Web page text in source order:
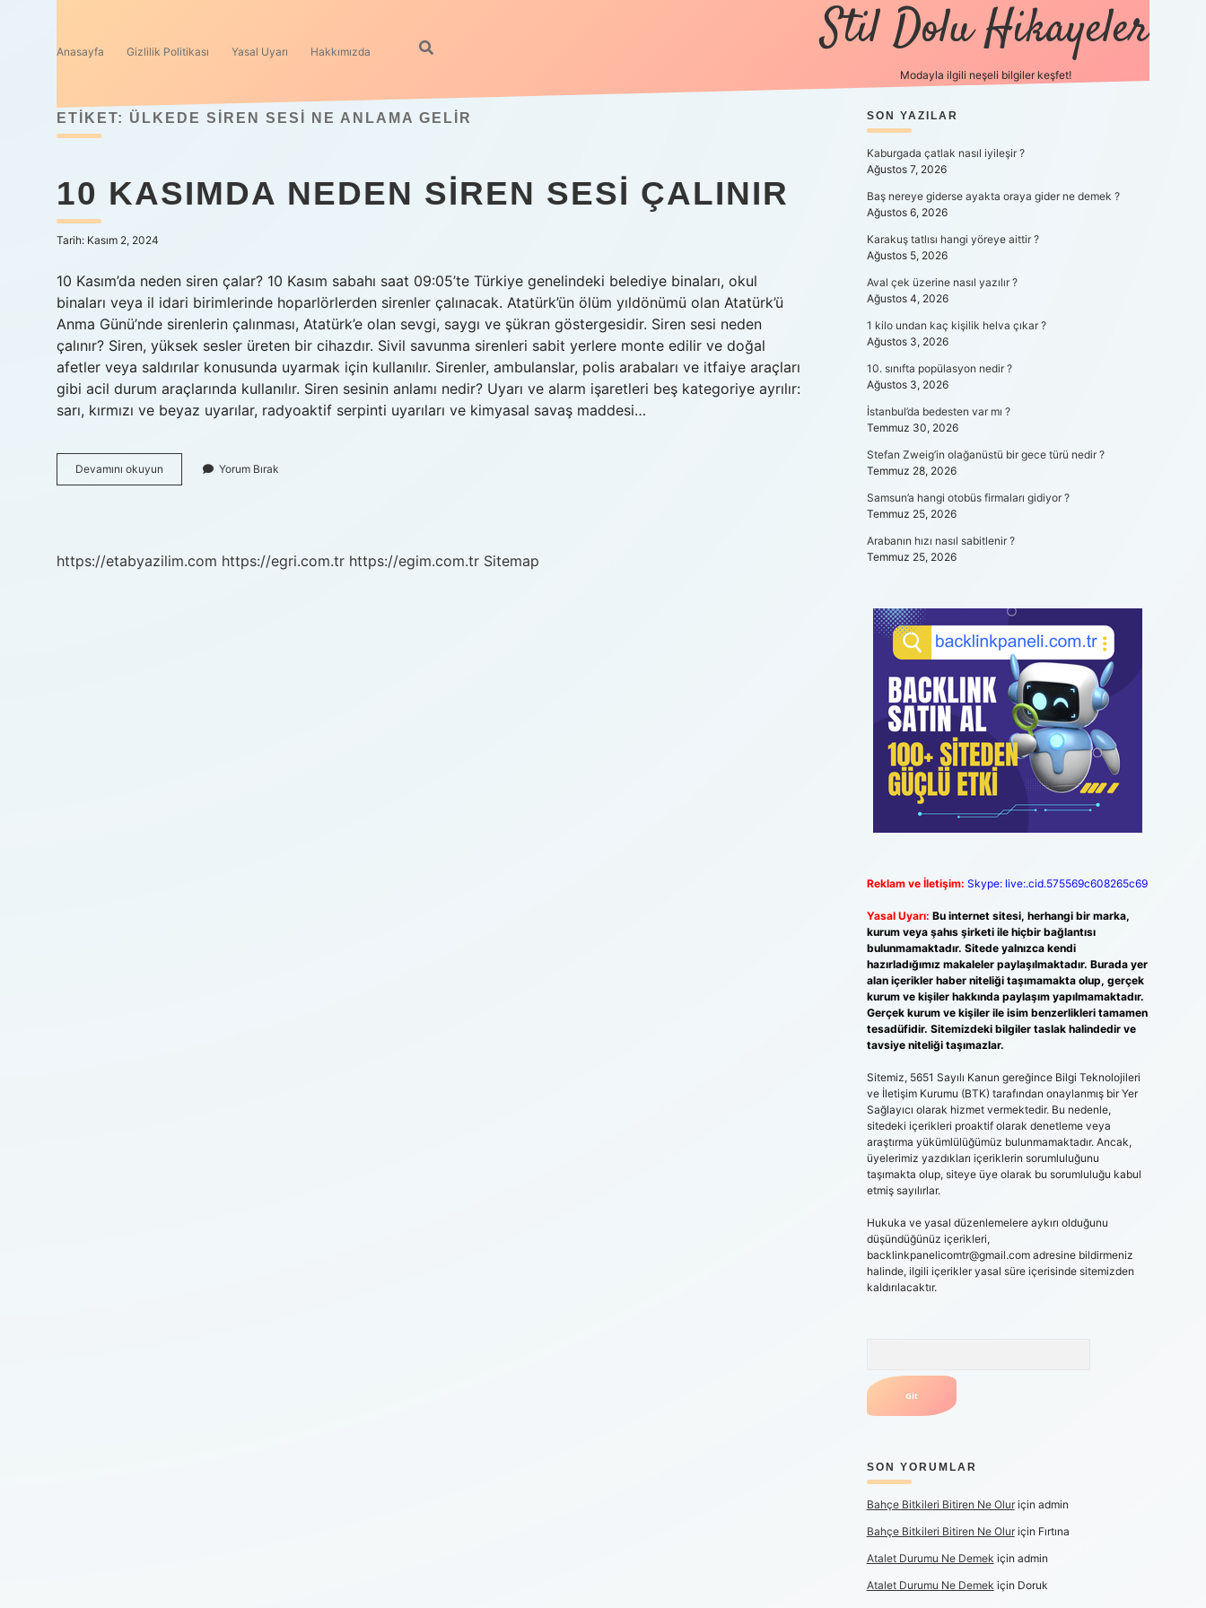
Anasayfa Gizlilik Politikası Yasal Uyarı Hakkımızda Stil Dolu Hikayeler
Modayla ilgili neşeli bilgiler keşfet!
ETIKET: ÜLKEDE SIREN SESI NE ANLAMA GELIR
10 KASIMDA NEDEN SIREN SESI ÇALINIR
Tarih: Kasım 2, 2024
10 Kasım’da neden siren çalar? 10 Kasım sabahı saat 09:05’te Türkiye genelindeki belediye binaları, okul
binaları veya il idari birimlerinde hoparlörlerden sirenler çalınacak. Atatürk’ün ölüm yıldönümü olan Atatürk’ü
Anma Günü’nde sirenlerin çalınması, Atatürk’e olan sevgi, saygı ve şükran göstergesidir. Siren sesi neden
çalınır? Siren, yüksek sesler üreten bir cihazdır. Sivil savunma sirenleri sabit yerlere monte edilir ve doğal
afetler veya saldırılar konusunda uyarmak için kullanılır. Sirenler, ambulanslar, polis arabaları ve itfaiye araçları
gibi acil durum araçlarında kullanılır. Siren sesinin anlamı nedir? Uyarı ve alarm işaretleri beş kategoriye ayrılır:
sarı, kırmızı ve beyaz uyarılar, radyoaktif serpinti uyarıları ve kimyasal savaş maddesi…
Devamını okuyun
Kasımda
Yorum Bırak
https://etabyazilim.com https://egri.com.tr https://egim.com.tr Sitemap
SIDEBAR
SON YAZILAR
Kaburgada çatlak nasıl iyileşir ?
Ağustos 7, 2026
Baş nereye giderse ayakta oraya gider ne demek ?
Ağustos 6, 2026
Karakuş tatlısı hangi yöreye aittir ?
Ağustos 5, 2026
Aval çek üzerine nasıl yazılır ?
Ağustos 4, 2026
1 kilo undan kaç kişilik helva çıkar ?
Ağustos 3, 2026
10. sınıfta popülasyon nedir ?
Ağustos 3, 2026
İstanbul’da bedesten var mı ?
Temmuz 30, 2026
Stefan Zweig’in olağanüstü bir gece türü nedir ?
Temmuz 28, 2026
Samsun’a hangi otobüs firmaları gidiyor ?
Temmuz 25, 2026
Arabanın hızı nasıl sabitlenir ?
Temmuz 25, 2026
Reklam ve İletişim: Skype: live:.cid.575569c608265c69
Yasal Uyarı: Bu internet sitesi, herhangi bir marka,
kurum veya şahıs şirketi ile hiçbir bağlantısı
bulunmamaktadır. Sitede yalnızca kendi
hazırladığımız makaleler paylaşılmaktadır. Burada yer
alan içerikler haber niteliği taşımamakta olup, gerçek
kurum ve kişiler hakkında paylaşım yapılmamaktadır.
Gerçek kurum ve kişiler ile isim benzerlikleri tamamen
tesadüfidir. Sitemizdeki bilgiler taslak halindedir ve
tavsiye niteliği taşımazlar.
Sitemiz, 5651 Sayılı Kanun gereğince Bilgi Teknolojileri
ve İletişim Kurumu (BTK) tarafından onaylanmış bir Yer
Sağlayıcı olarak hizmet vermektedir. Bu nedenle,
sitedeki içerikleri proaktif olarak denetleme veya
araştırma yükümlülüğümüz bulunmamaktadır. Ancak,
üyelerimiz yazdıkları içeriklerin sorumluluğunu
taşımakta olup, siteye üye olarak bu sorumluluğu kabul
etmiş sayılırlar.
Hukuka ve yasal düzenlemelere aykırı olduğunu
düşündüğünüz içerikleri,
backlinkpanelicomtr@gmail.comadresine bildirmeniz
halinde, ilgili içerikler yasal süre içerisinde sitemizden
kaldırılacaktır.
SON YORUMLAR
Bahçe Bitkileri Bitiren Ne Oluriçin admin
Bahçe Bitkileri Bitiren Ne Oluriçin Fırtına
Atalet Durumu Ne Demek için admin
Atalet Durumu Ne Demek için Doruk